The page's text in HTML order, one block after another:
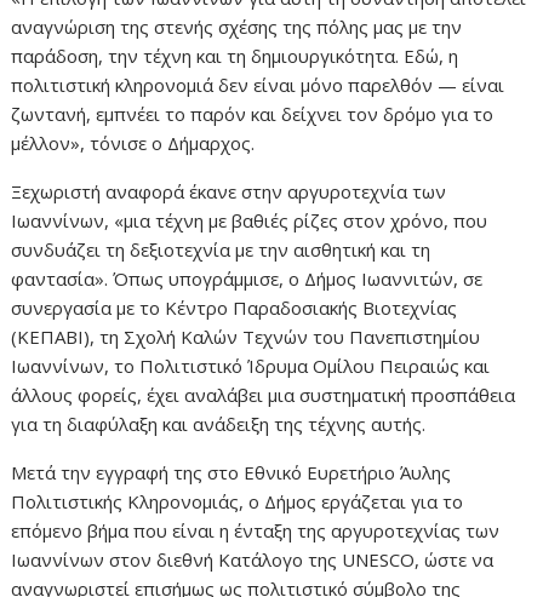
αναγνώριση της στενής σχέσης της πόλης μας με την
παράδοση, την τέχνη και τη δημιουργικότητα. Εδώ, η
πολιτιστική κληρονομιά δεν είναι μόνο παρελθόν — είναι
ζωντανή, εμπνέει το παρόν και δείχνει τον δρόμο για το
μέλλον», τόνισε ο Δήμαρχος.
Ξεχωριστή αναφορά έκανε στην αργυροτεχνία των
Ιωαννίνων, «μια τέχνη με βαθιές ρίζες στον χρόνο, που
συνδυάζει τη δεξιοτεχνία με την αισθητική και τη
φαντασία». Όπως υπογράμμισε, ο Δήμος Ιωαννιτών, σε
συνεργασία με το Κέντρο Παραδοσιακής Βιοτεχνίας
(ΚΕΠΑΒΙ), τη Σχολή Καλών Τεχνών του Πανεπιστημίου
Ιωαννίνων, το Πολιτιστικό Ίδρυμα Ομίλου Πειραιώς και
άλλους φορείς, έχει αναλάβει μια συστηματική προσπάθεια
για τη διαφύλαξη και ανάδειξη της τέχνης αυτής.
Μετά την εγγραφή της στο Εθνικό Ευρετήριο Άυλης
Πολιτιστικής Κληρονομιάς, ο Δήμος εργάζεται για το
επόμενο βήμα που είναι η ένταξη της αργυροτεχνίας των
Ιωαννίνων στον διεθνή Κατάλογο της UNESCO, ώστε να
αναγνωριστεί επισήμως ως πολιτιστικό σύμβολο της